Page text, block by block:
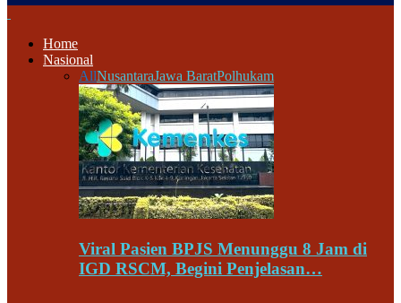
Home
Nasional
AllNusantaraJawa BaratPolhukam
Viral Pasien BPJS Menunggu 8 Jam di
IGD RSCM, Begini Penjelasan…